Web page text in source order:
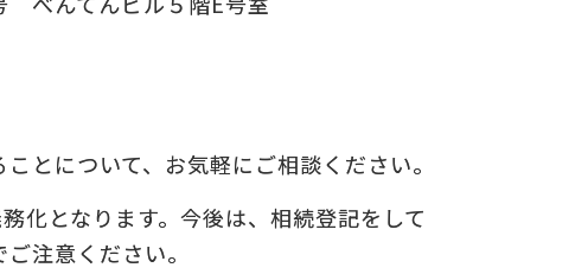
とについて、お気軽にご相談ください。
化となります。今後は、相続登記をして
注意ください。